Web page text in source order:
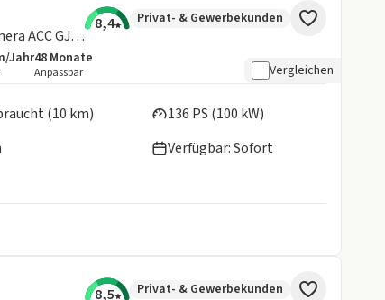
Titanium 320 L2 MatrixLED NAVI Kamera ACC GJR uvm. -sofort verfügbar-
8,4 Privat- & Gewerbekunden
Laufleistung
JahrLaufzeit
48 Monate
Anpassbar Vergleichen
(10 km)
136 PS (100 kW)
Verfügbar: Sofort
8,5 Privat- & Gewerbekunden